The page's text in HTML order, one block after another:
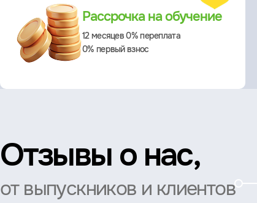
Рассрочка на обучение
12 месяцев 0% переплата
0% первый взнос
Отзывы о нас,
от выпускников и клиентов